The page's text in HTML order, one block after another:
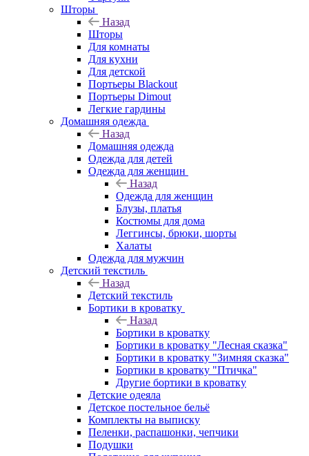
Шторы
Назад
Шторы
Для комнаты
Для кухни
Для детской
Портьеры Blackout
Портьеры Dimout
Легкие гардины
Домашняя одежда
Назад
Домашняя одежда
Одежда для детей
Одежда для женщин
Назад
Одежда для женщин
Блузы, платья
Костюмы для дома
Леггинсы, брюки, шорты
Халаты
Одежда для мужчин
Детский текстиль
Назад
Детский текстиль
Бортики в кроватку
Назад
Бортики в кроватку
Бортики в кроватку "Лесная сказка"
Бортики в кроватку "Зимняя сказка"
Бортики в кроватку "Птичка"
Другие бортики в кроватку
Детские одеяла
Детское постельное бельё
Комплекты на выписку
Пеленки, распашонки, чепчики
Подушки